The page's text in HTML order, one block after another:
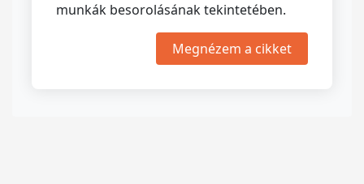
munkák besorolásának tekintetében.
Megnézem a cikket